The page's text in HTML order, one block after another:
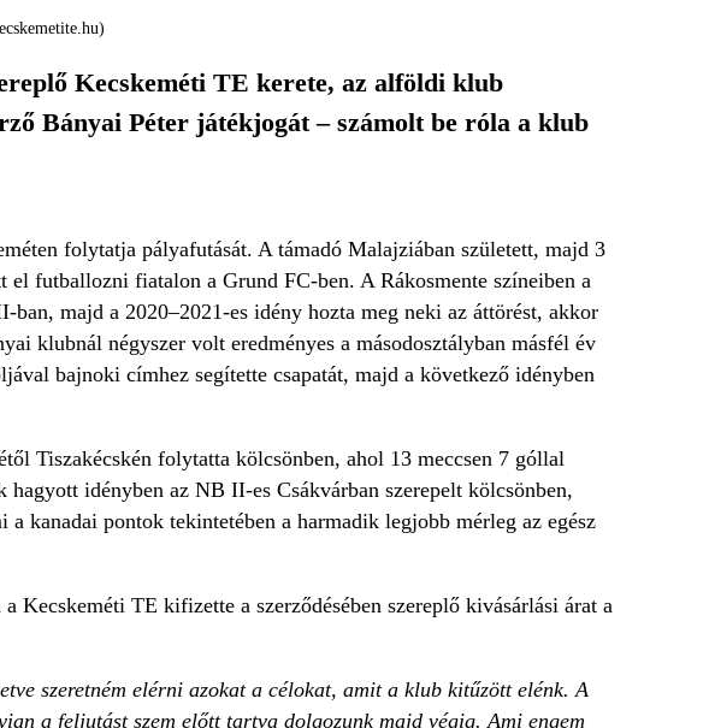
Kecskeméti TE kerete, az alföldi klub
Bányai Péter játékjogát – számolt be róla a klub
folytatja pályafutását. A támadó Malajziában született, majd 3
futballozni fiatalon a Grund FC-ben. A Rákosmente színeiben a
majd a 2020–2021-es idény hozta meg neki az áttörést, akkor
klubnál négyszer volt eredményes a másodosztályban másfél év
bajnoki címhez segítette csapatát, majd a következő idényben
Tiszakécskén folytatta kölcsönben, ahol 13 meccsen 7 góllal
idényben az NB II-es Csákvárban szerepelt kölcsönben,
kanadai pontok tekintetében a harmadik legjobb mérleg az egész
Kecskeméti TE kifizette a szerződésében szereplő kivásárlási árat a
szeretném elérni azokat a célokat, amit a klub kitűzött elénk. A
a feljutást szem előtt tartva dolgozunk majd végig. Ami engem